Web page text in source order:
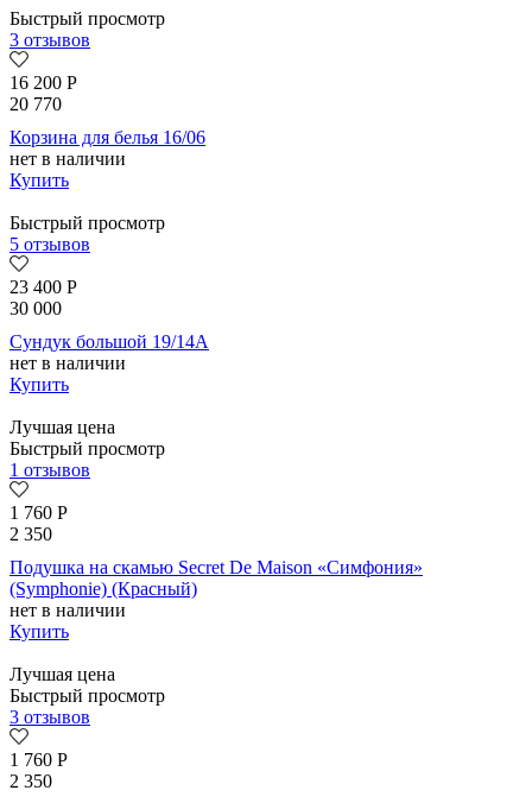
Быстрый просмотр
3 отзывов
16 200 Р
20 770
Корзина для белья 16/06
нет в наличии
Купить
Быстрый просмотр
5 отзывов
23 400 Р
30 000
Сундук большой 19/14А
нет в наличии
Купить
Лучшая цена
Быстрый просмотр
1 отзывов
1 760 Р
2 350
Подушка на скамью Secret De Maison «Симфония»
(Symphonie) (Красный)
нет в наличии
Купить
Лучшая цена
Быстрый просмотр
3 отзывов
1 760 Р
2 350